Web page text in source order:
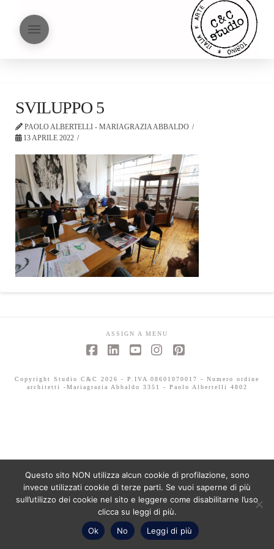
SVILUPPO 5
PAOLO ALBERTELLI - MARIAGRAZIA ABBALDO
13 APRILE 2022
ASSIGN A MENU
Copyright Studio C&C 2026 - P.IVA 08601070017 - Numero ordine
architetti -Mariagrazia Abbaldo 3351 - Paolo Albertelli 4802
Questo sito NON utilizza alcun cookie di profilazione, sono
invece utilizzati cookie di terze parti. Se vuoi saperne di più
sull’utilizzo dei cookie nel sito e leggere come disabilitarne l’uso
clicca su leggi di più.
Ok
No Leggi di più